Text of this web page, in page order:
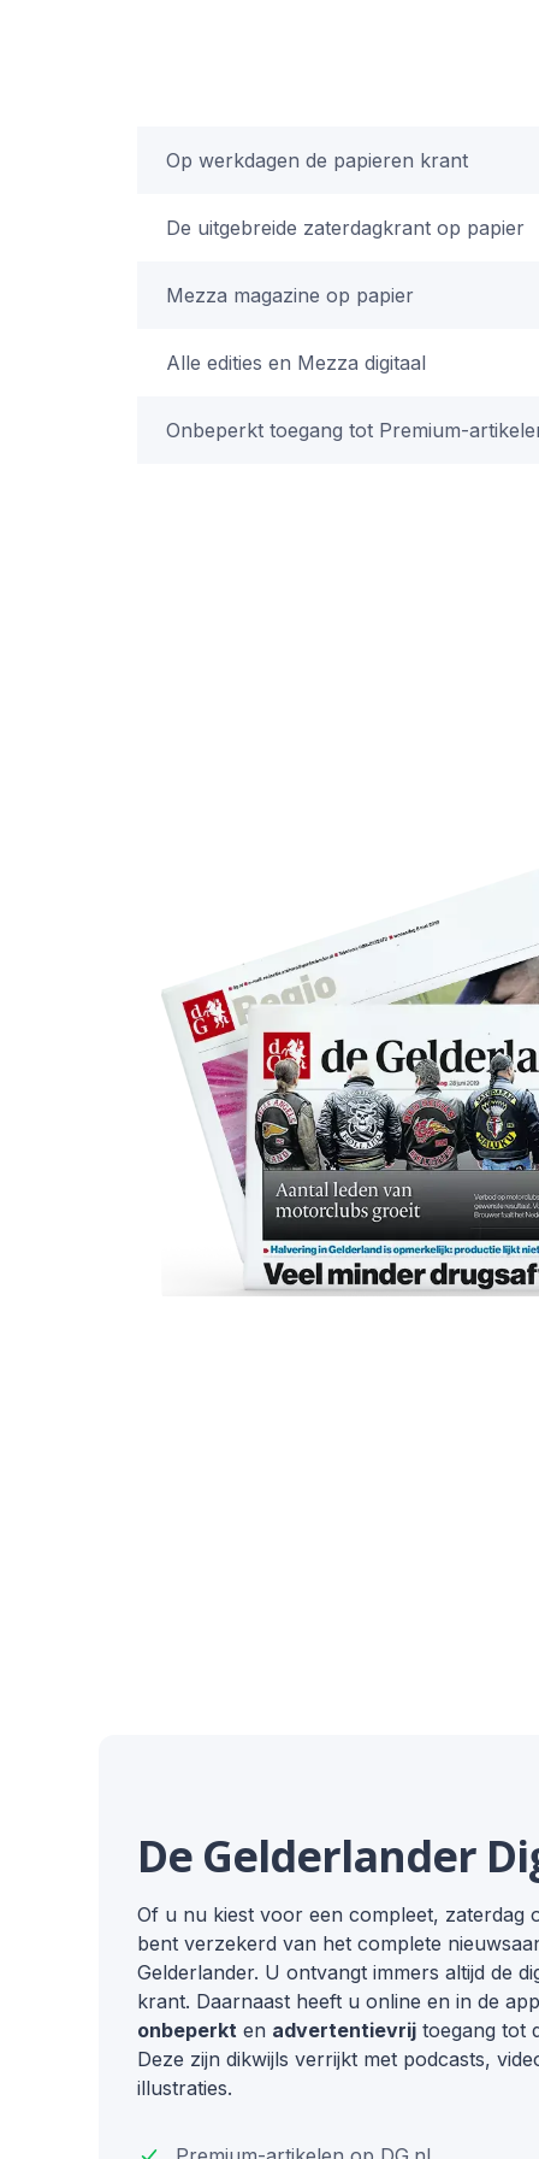
Op werkdagen de papieren krant
De uitgebreide zaterdagkrant op papier
Mezza magazine op papier
Alle edities en Mezza digitaal
Onbeperkt toegang tot Premium-
De Gelderlander
Of u nu kiest voor een compleet, zaterdag
bent verzekerd van het complete
Gelderlander. U ontvangt immers altijd de
krant. Daarnaast heeft u online en in de
onbeperkt en advertentievrij toegang tot
Deze zijn dikwijls verrijkt met podcasts,
illustraties.